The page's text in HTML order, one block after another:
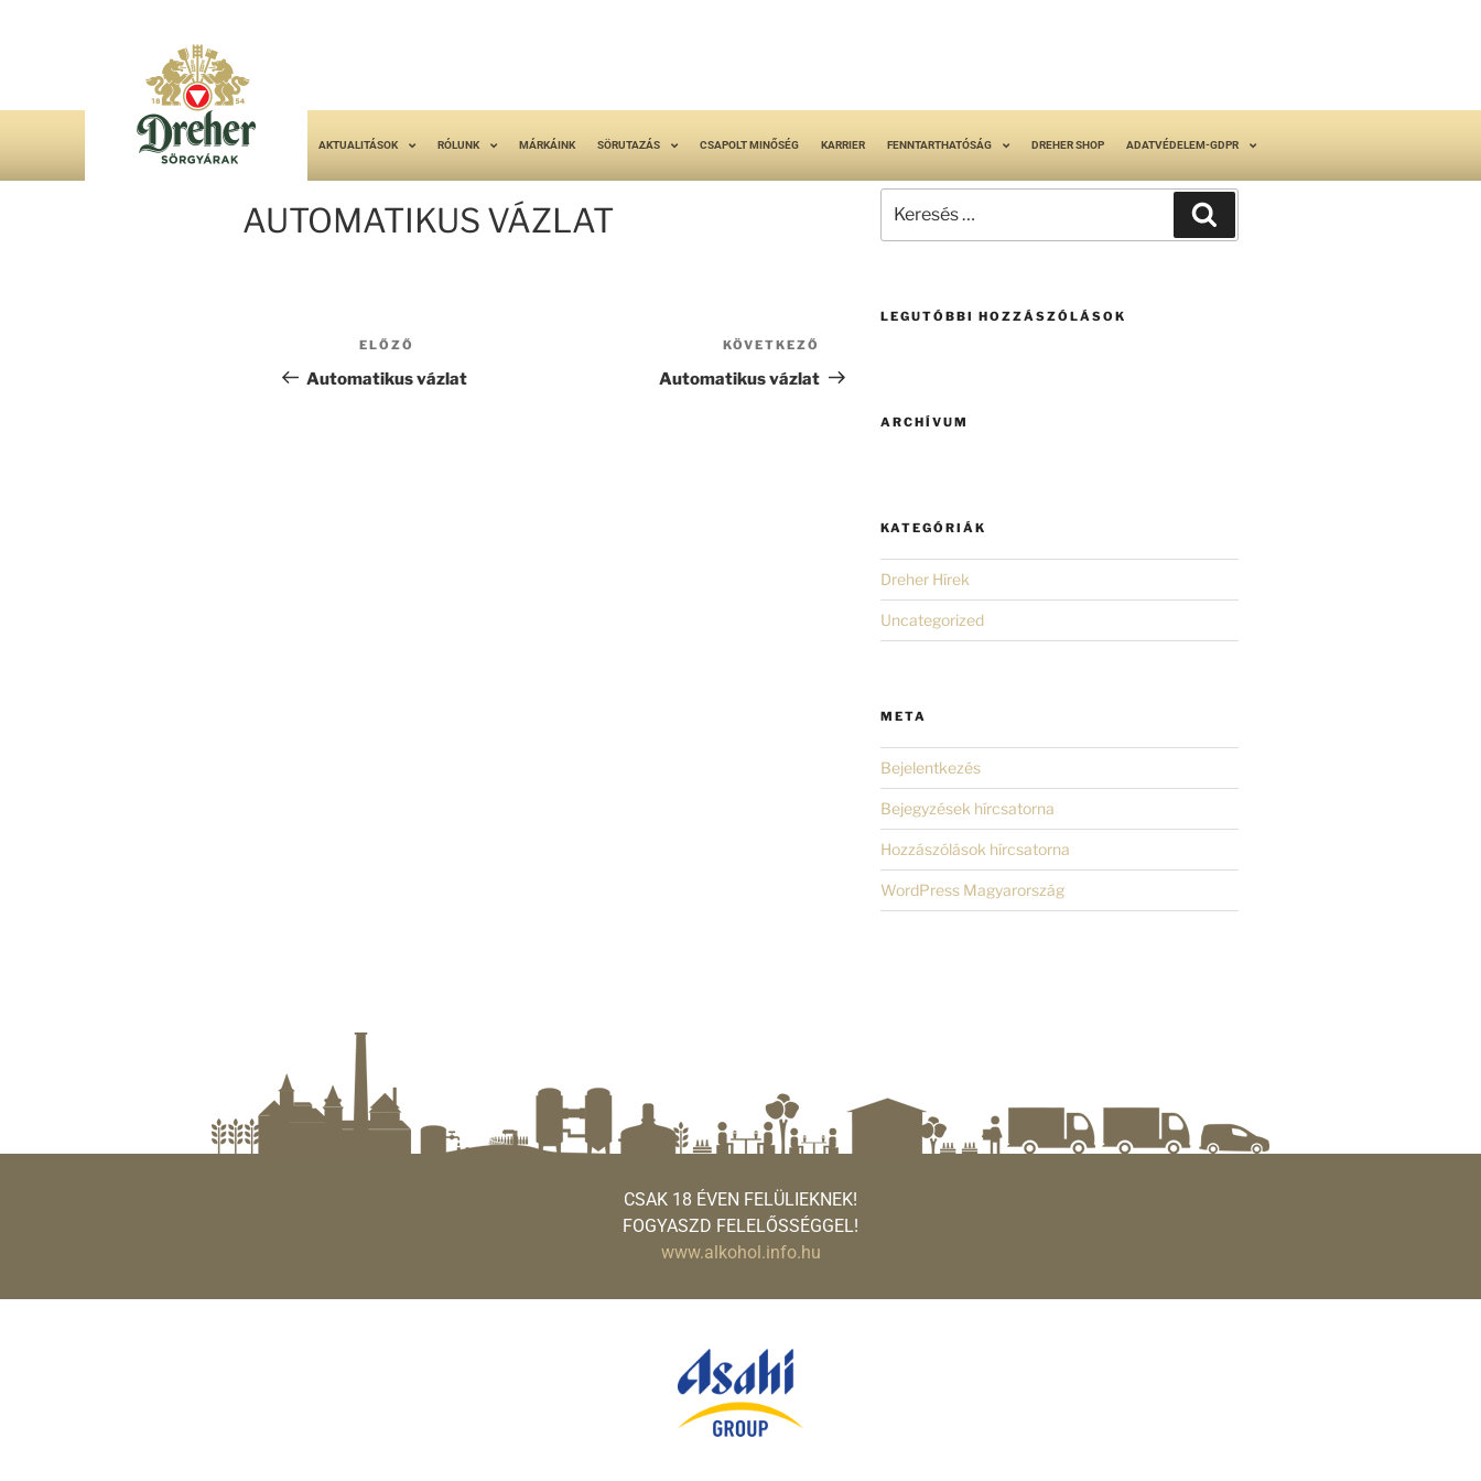
AKTUALITÁSOK RÓLUNK MÁRKÁINK SÖRUTAZÁS CSAPOLT MINŐSÉG KARRIER FENNTARTHATÓSÁG DREHER SHOP ADATVÉDELEM-GDPR
AUTOMATIKUS VÁZLAT
ELŐZŐ
Automatikus vázlat
KÖVETKEZŐ
Automatikus vázlat
LEGUTÓBBI HOZZÁSZÓLÁSOK
ARCHÍVUM
KATEGÓRIÁK
Dreher Hírek
Uncategorized
META
Bejelentkezés
Bejegyzések hírcsatorna
Hozzászólások hírcsatorna
WordPress Magyarország
CSAK 18 ÉVEN FELÜLIEKNEK!
FOGYASZD FELELŐSSÉGGEL!
www.alkohol.info.hu